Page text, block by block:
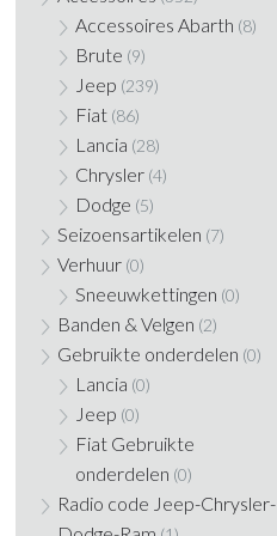
Accessoires Abarth (8)
Brute (9)
Jeep (239)
Fiat (86)
Lancia (28)
Chrysler (4)
Dodge (5)
Seizoensartikelen (7)
Verhuur (0)
Sneeuwkettingen (0)
Banden & Velgen (2)
Gebruikte onderdelen (0)
Lancia (0)
Jeep (0)
Fiat Gebruikte
onderdelen (0)
Radio code Jeep-Chrysler-